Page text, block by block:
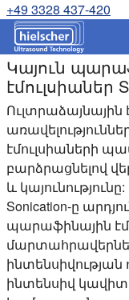
+49 3328 437-420
Կայուն
էմուլսիաներ
Ուլտրաձայնային
էմուլսիաների
բարձրացնելով
և կայունությունը:
Sonication-ը
պարաֆինային
ինտենսիվության
ինտենսիվ